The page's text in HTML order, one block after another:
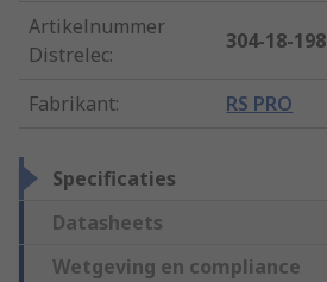
Artikelnummer
Distrelec:
304-18-198
Fabrikant: RS PRO
Specificaties
Datasheets
Wetgeving en compliance